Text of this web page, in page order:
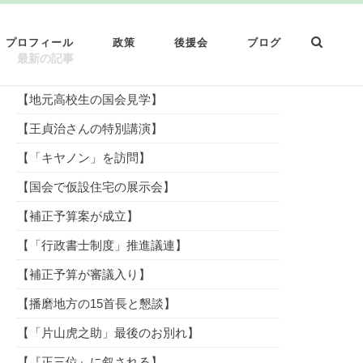
プロフィール 政策 後援会 ブログ
最新の記事
【地元高校生の国会見学】
【王貞治さんの特別講演】
【「キヤノン」を訪問】
【国会で仮設住宅の展示会】
【補正予算案が成立】
【「行政書士制度」推進議連】
【補正予算が審議入り】
【播磨地方の15首長と懇談】
【「片山虎之助」最後のお別れ】